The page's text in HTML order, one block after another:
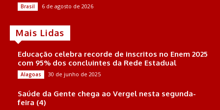
Brasil 6 de agosto de 2026
Mais Lidas
Educação celebra recorde de inscritos no Enem 2025
com 95% dos concluintes da Rede Estadual
Alagoas 30 de junho de 2025
Saúde da Gente chega ao Vergel nesta segunda-
feira (4)